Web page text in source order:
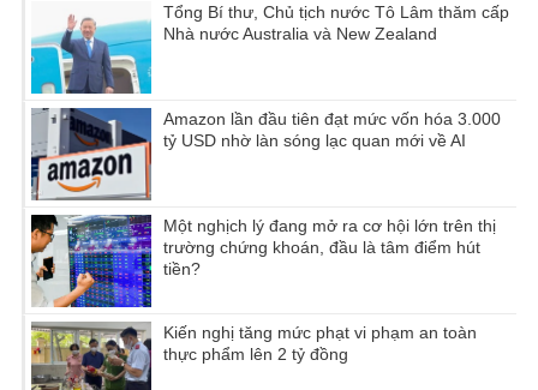
Tổng Bí thư, Chủ tịch nước Tô Lâm thăm cấp
Nhà nước Australia và New Zealand
Amazon lần đầu tiên đạt mức vốn hóa 3.000
tỷ USD nhờ làn sóng lạc quan mới về AI
Một nghịch lý đang mở ra cơ hội lớn trên thị
trường chứng khoán, đầu là tâm điểm hút
tiền?
Kiến nghị tăng mức phạt vi phạm an toàn
thực phẩm lên 2 tỷ đồng